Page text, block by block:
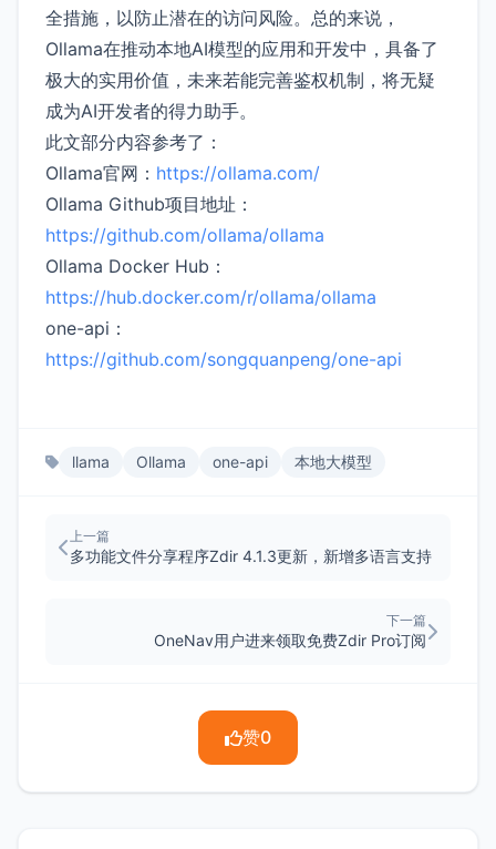
全措施，以防止潜在的访问风险。总的来说，
Ollama在推动本地AI模型的应用和开发中，具备了
极大的实用价值，未来若能完善鉴权机制，将无疑
成为AI开发者的得力助手。
此文部分内容参考了：
Ollama官网： https://ollama.com/
Ollama Github项目地址：
https://github.com/ollama/ollama
Ollama Docker Hub：
https://hub.docker.com/r/ollama/ollama
one-api：
https://github.com/songquanpeng/one-api
llama Ollama one-api 本地大模型
上一篇
多功能文件分享程序Zdir 4.1.3更新，新增多语言支持
下一篇
OneNav用户进来领取免费Zdir Pro订阅
赞0